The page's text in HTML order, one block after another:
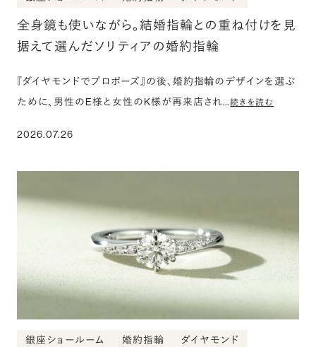
全身鏡も使いながら。結婚指輪との重ね付けを見
据えて選んだソリティアの婚約指輪
『ダイヤモンドでプロポーズ』の後、婚約指輪のデザインを選ぶ
ために、男性のE様と女性のK様が再来店され…続きを読む
2026.07.26
銀座ショールーム 婚約指輪 ダイヤモンド